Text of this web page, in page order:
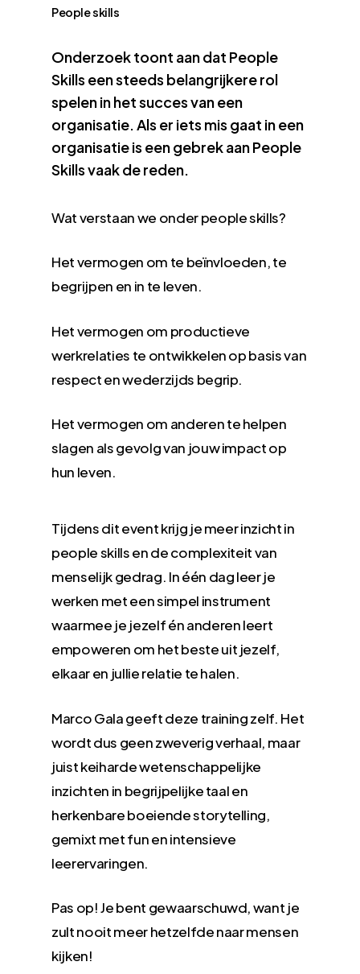
People skills
Onderzoek toont aan dat People
Skills een steeds belangrijkere rol
spelen in het succes van een
organisatie. Als er iets mis gaat in een
organisatie is een gebrek aan People
Skills vaak de reden.
Wat verstaan we onder people skills?
Het vermogen om te beïnvloeden, te
begrijpen en in te leven.
Het vermogen om productieve
werkrelaties te ontwikkelen op basis van
respect en wederzijds begrip.
Het vermogen om anderen te helpen
slagen als gevolg van jouw impact op
hun leven.
Tijdens dit event krijg je meer inzicht in
people skills en de complexiteit van
menselijk gedrag. In één dag leer je
werken met een simpel instrument
waarmee je jezelf én anderen leert
empoweren om het beste uit jezelf,
elkaar en jullie relatie te halen.
Marco Gala geeft deze training zelf. Het
wordt dus geen zweverig verhaal, maar
juist keiharde wetenschappelijke
inzichten in begrijpelijke taal en
herkenbare boeiende storytelling,
gemixt met fun en intensieve
leerervaringen.
Pas op! Je bent gewaarschuwd, want je
zult nooit meer hetzelfde naar mensen
kijken!